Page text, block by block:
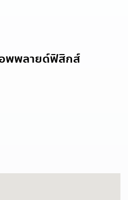
อพพลายด์ฟิสิกส์